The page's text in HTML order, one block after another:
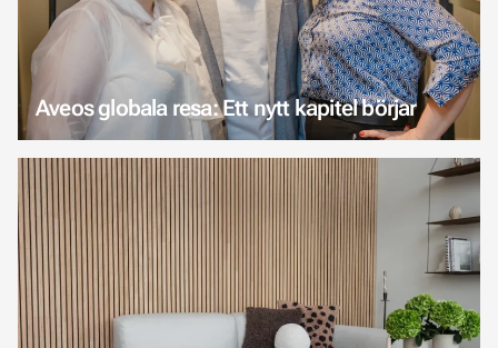
Aveos globala resa: Ett nytt kapitel börjar